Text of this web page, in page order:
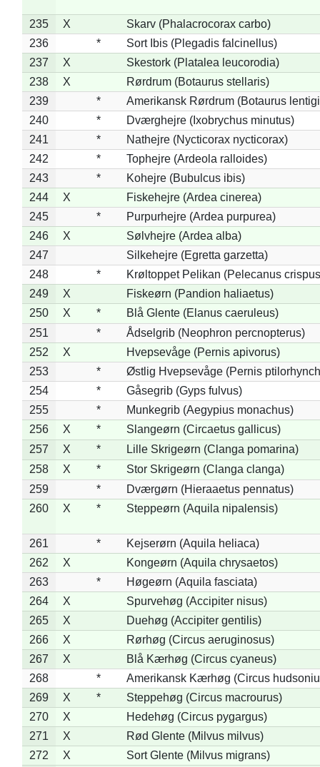
235 X
Skarv (Phalacrocorax carbo)
236
*
Sort Ibis (Plegadis falcinellus)
237
X
Skestork (Platalea leucorodia)
238
X
Rørdrum (Botaurus stellaris)
239
*
Amerikansk Rørdrum (Botaurus
240
*
Dværghejre (Ixobrychus minutus)
241
*
Nathejre (Nycticorax nycticorax)
242
*
Tophejre (Ardeola ralloides)
243
*
Kohejre (Bubulcus ibis)
244
X
Fiskehejre (Ardea cinerea)
245
*
Purpurhejre (Ardea purpurea)
246
X
Sølvhejre (Ardea alba)
247
Silkehejre (Egretta garzetta)
248
*
Krøltoppet Pelikan (Pelecanus
249
X
Fiskeørn (Pandion haliaetus)
250
X *
Blå Glente (Elanus caeruleus)
251
*
Ådselgrib (Neophron percnopterus)
252
X
Hvepsevåge (Pernis apivorus)
253
*
Østlig Hvepsevåge (Pernis
254
*
Gåsegrib (Gyps fulvus)
255
*
Munkegrib (Aegypius monachus)
256
X *
Slangeørn (Circaetus gallicus)
257
X *
Lille Skrigeørn (Clanga pomarina)
258
X *
Stor Skrigeørn (Clanga clanga)
259
*
Dværgørn (Hieraaetus pennatus)
260
X * Steppeørn (Aquila nipalensis)
261 *
Kejserørn (Aquila heliaca)
262
X
Kongeørn (Aquila chrysaetos)
263
*
Høgeørn (Aquila fasciata)
264
X
Spurvehøg (Accipiter nisus)
265
X
Duehøg (Accipiter gentilis)
266
X
Rørhøg (Circus aeruginosus)
267
X
Blå Kærhøg (Circus cyaneus)
268
*
Amerikansk Kærhøg (Circus
269
X *
Steppehøg (Circus macrourus)
270
X
Hedehøg (Circus pygargus)
271
X
Rød Glente (Milvus milvus)
272
X
Sort Glente (Milvus migrans)